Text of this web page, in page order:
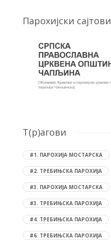
Парохијски сајтови
T(р)агови
#1. ПАРОХИЈА МОСТАРСКА
#2. ТРЕБИЊСКА ПАРОХИЈА
#3. ПАРОХИЈА МОСТАРСКА
#3. ТРЕБИЊСКА ПАРОХИЈА
#4. ТРЕБИЊСКА ПАРОХИЈА
#6. ТРЕБИЊСКА ПАРОХИЈА